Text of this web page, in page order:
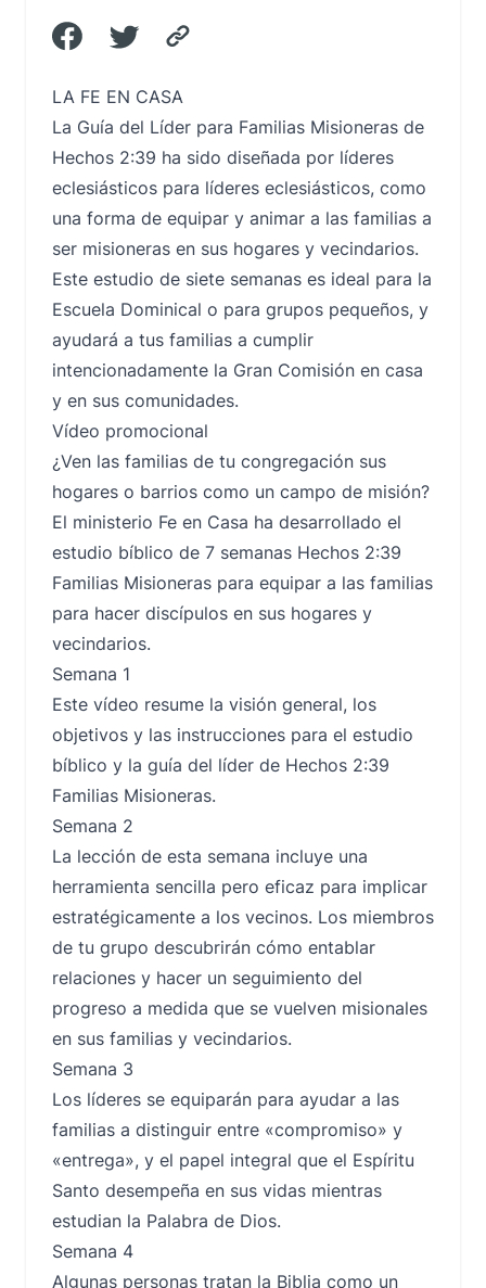
LA FE EN CASA
La Guía del Líder para Familias Misioneras de
Hechos 2:39 ha sido diseñada por líderes
eclesiásticos para líderes eclesiásticos, como
una forma de equipar y animar a las familias a
ser misioneras en sus hogares y vecindarios.
Este estudio de siete semanas es ideal para la
Escuela Dominical o para grupos pequeños, y
ayudará a tus familias a cumplir
intencionadamente la Gran Comisión en casa
y en sus comunidades.
Vídeo promocional
¿Ven las familias de tu congregación sus
hogares o barrios como un campo de misión?
El ministerio Fe en Casa ha desarrollado el
estudio bíblico de 7 semanas Hechos 2:39
Familias Misioneras para equipar a las familias
para hacer discípulos en sus hogares y
vecindarios.
Semana 1
Este vídeo resume la visión general, los
objetivos y las instrucciones para el estudio
bíblico y la guía del líder de Hechos 2:39
Familias Misioneras.
Semana 2
La lección de esta semana incluye una
herramienta sencilla pero eficaz para implicar
estratégicamente a los vecinos. Los miembros
de tu grupo descubrirán cómo entablar
relaciones y hacer un seguimiento del
progreso a medida que se vuelven misionales
en sus familias y vecindarios.
Semana 3
Los líderes se equiparán para ayudar a las
familias a distinguir entre «compromiso» y
«entrega», y el papel integral que el Espíritu
Santo desempeña en sus vidas mientras
estudian la Palabra de Dios.
Semana 4
Algunas personas tratan la Biblia como un